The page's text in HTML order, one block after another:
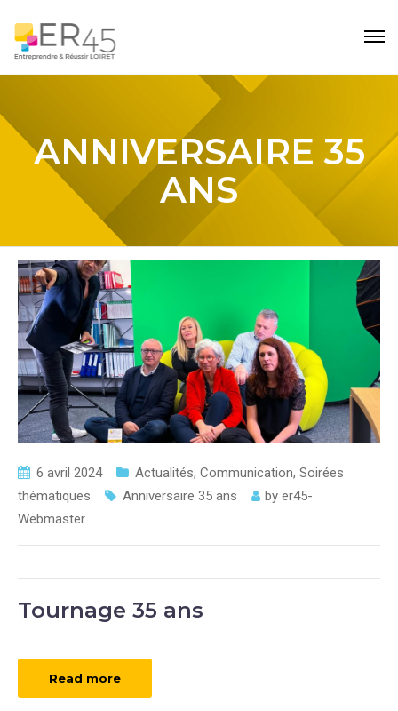
ANNIVERSAIRE 35
ANS
6 avril 2024 Actualités, Communication, Soirées
thématiques
Anniversaire 35 ans by er45-
Webmaster
Tournage 35 ans
Read more